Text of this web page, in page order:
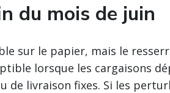
du mois de juin
sur le papier, mais le
lorsque les cargaisons
de livraison fixes. Si les